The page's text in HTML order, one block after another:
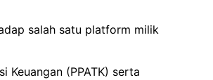
salah satu platform milik
Keuangan (PPATK) serta